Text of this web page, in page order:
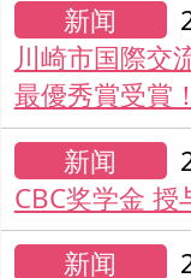
新闻
川崎市国際交
最優秀賞受賞！
新闻
CBC奖学金 授
新闻